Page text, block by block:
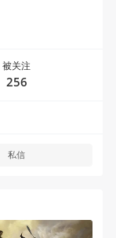
被关注
256
私信